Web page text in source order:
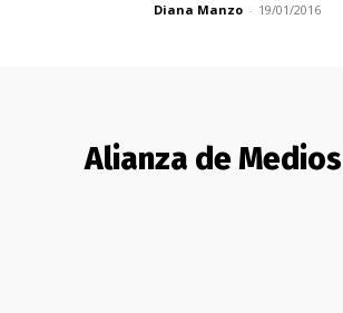
Diana Manzo - 19/01/2016
Alianza de Medios